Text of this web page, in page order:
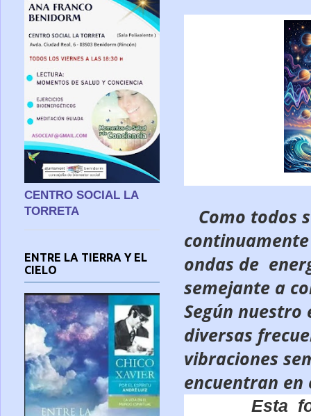
Como todos
ondas de
semejante a
Según nuestro
diversas
vibraciones
encuentran en
Esta
CENTRO SOCIAL LA
TORRETA
ENTRE LA TIERRA Y EL
CIELO